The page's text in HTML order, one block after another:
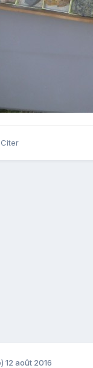
Citer
12 août 2016